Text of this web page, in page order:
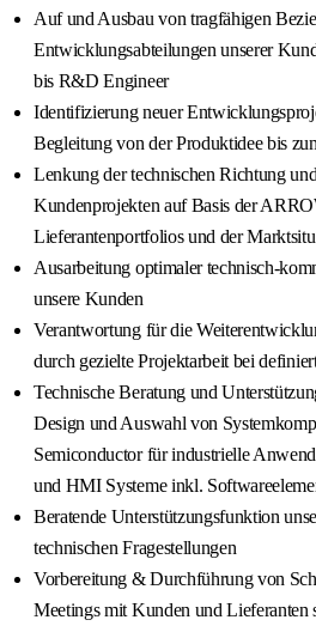
Auf und Ausbau von tragfähigen
Entwicklungsabteilungen unserer
bis R&D Engineer
Identifizierung neuer
Begleitung von der Produktidee bis
Lenkung der technischen Richtung
Kundenprojekten auf Basis der
Lieferantenportfolios und der
Ausarbeitung optimaler technisch-
unsere Kunden
Verantwortung für die
durch gezielte Projektarbeit bei
Technische Beratung und
Design und Auswahl von
Semiconductor für industrielle
und HMI Systeme inkl.
Beratende Unterstützungsfunktion
technischen Fragestellungen
Vorbereitung & Durchführung von
Meetings mit Kunden und Lieferanten